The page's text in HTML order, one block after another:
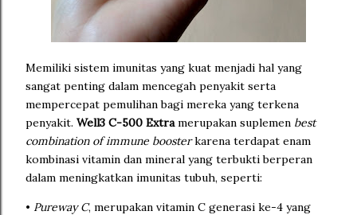
Memiliki sistem imunitas yang kuat menjadi hal yang
sangat penting dalam mencegah penyakit serta
mempercepat pemulihan bagi mereka yang terkena
penyakit. Well3 C-500 Extra merupakan suplemen best
combination of immune boosterkarena terdapat enam
kombinasi vitamin dan mineral yang terbukti berperan
dalam meningkatkan imunitas tubuh, seperti:
• Pureway C, merupakan vitamin C generasi ke-4 yang